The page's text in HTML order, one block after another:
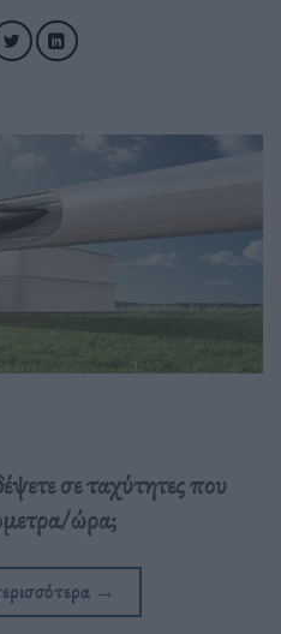
σε ταχύτητες που
ώρα;
→